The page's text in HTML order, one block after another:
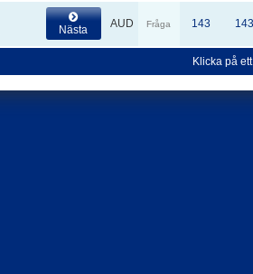
Nästa AUD Fråga 143 143
Klicka på